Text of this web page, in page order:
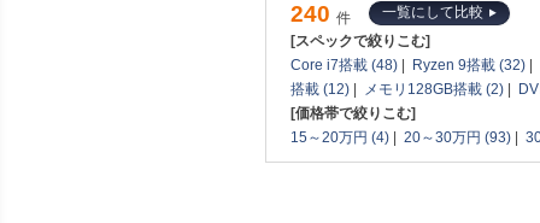
240 件
一覧にして比較
[スペックで絞りこむ]
Core i7搭載 (48)
Ryzen 9搭載 (32)
搭載 (12)
メモリ128GB搭載 (2)
[価格帯で絞りこむ]
15～20万円 (4)
20～30万円 (93)